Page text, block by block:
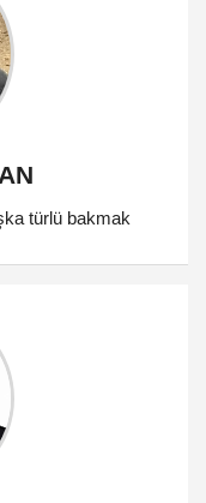
türlü bakmak